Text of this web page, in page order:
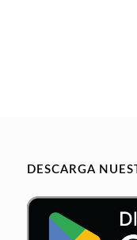
DESCARGA